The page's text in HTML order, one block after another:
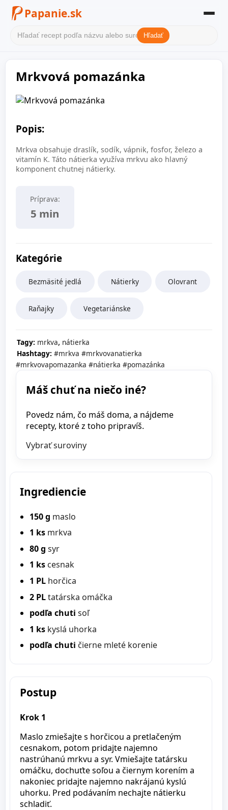
Papanie.sk
Filter receptov
Kategórie
O nás
Kontakt
Hľadať
Mrkvová pomazánka
Popis:
Mrkva obsahuje draslík, sodík, vápnik, fosfor, železo a
vitamín K. Táto nátierka využíva mrkvu ako hlavný
komponent chutnej nátierky.
Príprava:
5 min
Kategórie
Bezmäsité jedlá Nátierky Olovrant
Raňajky Vegetariánske
Tagy: mrkva, nátierka
Hashtagy: #mrkva #mrkvovanatierka
#mrkvovapomazanka #nátierka #pomazánka
Máš chuť na niečo iné?
Povedz nám, čo máš doma, a nájdeme
recepty, ktoré z toho pripravíš.
Vybrať suroviny
Ingrediencie
150 g maslo
1 ks mrkva
80 g syr
1 ks cesnak
1 PL horčica
2 PLtatárska omáčka
podľa chuti soľ
1 ks kyslá uhorka
podľa chuti čierne mleté korenie
Postup
Krok 1
Maslo zmiešajte s horčicou a pretlačeným
cesnakom, potom pridajte najemno
nastrúhanú mrkvu a syr. Vmiešajte tatársku
omáčku, dochuťte soľou a čiernym korením a
nakoniec pridajte najemno nakrájanú kyslú
uhorku. Pred podávaním nechajte nátierku
schladiť.